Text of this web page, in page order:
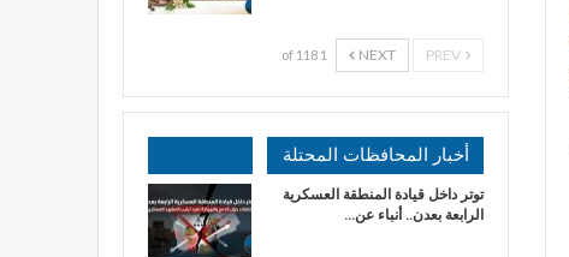
NEXT
1 of 118
أخبار المحافظات المحتلة
توتر داخل قيادة المنطقة العسكرية
الرابعة بعدن.. أنباء عن…